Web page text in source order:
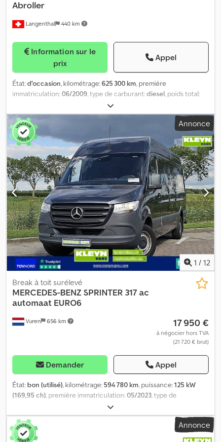
Langenthal 440 km
Abroller
prix
Appel
État:d'occasion, kilométrage:625 300 km, première
immatriculation:06/2009, type de carburant:diesel, poids total:
semi-automatique
d'émission:Euro 5, Équipement:filtre à particules, Suspension : à
lames Crsdozdm Tvepfx Adqsf
Annonce
1 / 12
Vuren 656 km
Break à toit surélevé
MERCEDES-BENZ SPRINTER 317 ac
automaat EURO6
17 950 €
à négocier hors TVA
(21 720 € brut)
Demander Appel
État: bon (utilisé), kilométrage: 594 780 km, puissance:125 kW
(169,95 ch), première immatriculation:05/2023, type de
, dimension des pneus:
d'essieux:4x2, empattement:4 330 mm, carburant:diesel, couleur:
gris, cabine conducteur:
, type d'engrenage:
automatique
acier,
Annonce